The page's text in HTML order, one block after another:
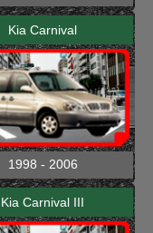
Kia Carnival
1998 - 2006
Kia Carnival III